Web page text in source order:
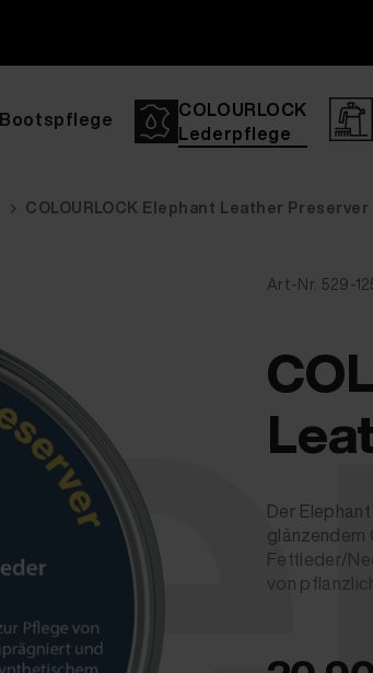
Bootspflege
COLOURLOCK
Lederpflege
COLOURLOCK Elephant Leather Preserver
Art-Nr. 529-
Der
glänzendem
Fettleder/
von